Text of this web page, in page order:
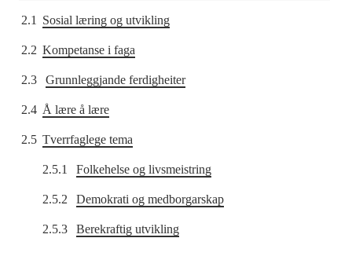
2.1 Sosial læring og utvikling
2.2 Kompetanse i faga
2.3 Grunnleggjande ferdigheiter
2.4 Å lære å lære
2.5 Tverrfaglege tema
2.5.1 Folkehelse og livsmeistring
2.5.2 Demokrati og medborgarskap
2.5.3 Berekraftig utvikling